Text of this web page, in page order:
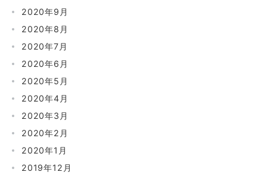
2020年9月
2020年8月
2020年7月
2020年6月
2020年5月
2020年4月
2020年3月
2020年2月
2020年1月
2019年12月